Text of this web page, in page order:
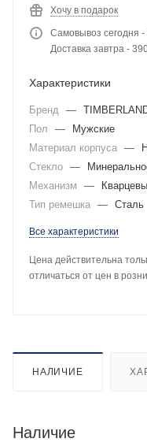
Хочу в подарок
Самовывоз сегодня -
Доставка завтра -
Характеристики
Бренд —
Пол
—
Мужские
Материал корпуса —
Стекло —
Механизм
—
Тип ремешка — Сталь
Все характеристики
Цена действительна
отличаться от цен в
НАЛИЧИЕ
Наличие